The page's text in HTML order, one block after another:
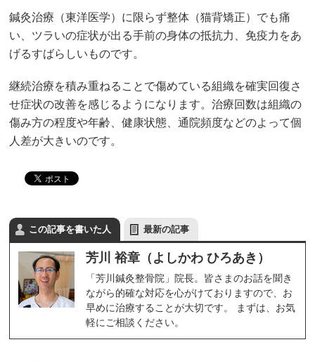
鍼灸治療（東洋医学）に限らず整体（猫背矯正）でも痛
い、ツラいの症状が出る手前の身体の抵抗力、免疫力をあ
げるすばらしいものです。
継続治療を積み重ねることで傷めている組織を確実回復さ
せ症状の改善を感じるようになります。治療回数は組織の
傷み方の程度や年齢、健康状態、通院頻度などのよって個
人差が大きいのです。
この記事を書いた人 最新の記事
芳川 裕章（よしかわ ひろあき）
「芳川鍼灸整骨院」院長。皆さまのお話を聞き
ながら的確な対応を心がけておりますので、お
早めに治療することが大切です。 まずは、お気
軽にご相談ください。